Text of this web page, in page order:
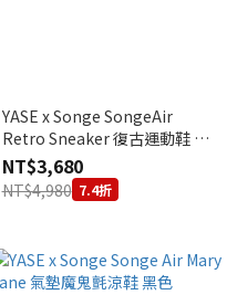
YASE x Songe SongeAir
Retro Sneaker 復古運動鞋 卡
其
NT$3,680
NT$4,980 7.4折